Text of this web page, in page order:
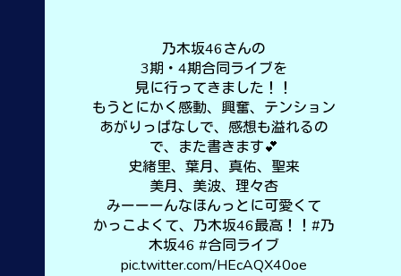
乃木坂46さんの
3期・4期合同ライブを
見に行ってきました！！
もうとにかく感動、興奮、テンション
あがりっぱなしで、感想も溢れるの
で、また書きます💕
史緒里、葉月、真佑、聖来
美月、美波、理々杏
みーーーんなほんっとに可愛くて
かっこよくて、乃木坂46最高！！#乃
木坂46 #合同ライブ
pic.twitter.com/HEcAQX40oe